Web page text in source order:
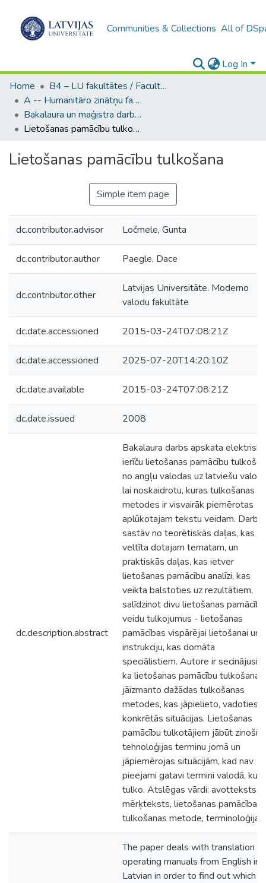
Communities & Collections All of
Log In
Home
B4 – LU fakultātes / Faculties of the UL
A -- Humanitāro zinātņu fakultāte / Faculty of Humanities
Bakalaura un maģistra darbi (HZF) / Bachelor's and Master's theses
Lietošanas pamācību tulkošana
Lietošanas pamācību tulkošana
Simple item page
dc.contributor.advisor Ločmele, Gunta
dc.contributor.author Paegle, Dace
dc.contributor.other
Latvijas Universitāte. Moderno
valodu fakultāte
dc.date.accessioned 2015-03-24T07:08:21Z
dc.date.accessioned 2025-07-20T14:20:10Z
dc.date.available 2015-03-24T07:08:21Z
dc.date.issued 2008
dc.description.abstract
Bakalaura darbs apskata elektrisko
ierīču lietošanas pamācību
no angļu valodas uz latviešu
lai noskaidrotu, kuras tulkošanas
metodes ir visvairāk piemērotas
aplūkotajam tekstu veidam. Darbs
sastāv no teorētiskās daļas, kas
veltīta dotajam tematam, un
praktiskās daļas, kas ietver
lietošanas pamācību analīzi, kas
veikta balstoties uz rezultātiem,
salīdzinot divu lietošanas pamācību
veidu tulkojumus - lietošanas
pamācības vispārējai lietošanai un
instrukciju, kas domāta
speciālistiem. Autore ir secinājusi,
ka lietošanas pamācību tulkošanai
jāizmanto dažādas tulkošanas
metodes, kas jāpielieto, vadoties
konkrētās situācijas. Lietošanas
pamācību tulkotājiem jābūt
tehnoloģijas terminu jomā un
jāpiemērojas situācijām, kad nav
pieejami gatavi termini valodā, kurā
tulko. Atslēgas vārdi: avotteksts,
mērķteksts, lietošanas pamācība,
tulkošanas metode, terminoloģija.
The paper deals with translation of
operating manuals from English
Latvian in order to find out which